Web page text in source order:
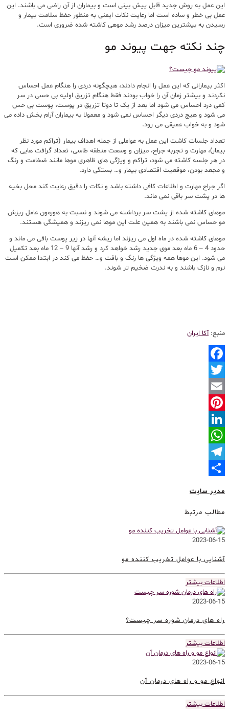
این عمل به روش جدید قابل پیش بینی است و بیماران از آن راضی می باشند. این
عمل بی خطر و ساده است اما رعایت نکات ایمنی به منظور حفظ سلامت بیمار و
رسیدن به بیشترین میزان درصد رشد موهی کاشته شده ضروری است.
چند نکته جهت پیوند مو
اکثر بیمارانی که این عمل را انجام دادند، هیچگونه دردی را هنگام عمل احساس
نکردند و بیشتر زمان آن را خواب بودند فقط هنگام تزریق اولیه بی حسی در سر
کمی درد احساس می شود اما بعد از یک تا دوتا تزریق در پوست، پوست بی حس
می شود و هیچ دردی دیگر احساس نمی شود و معمولا به بیماران آرام بخش داده می
شود و به خواب عمیقی می رود.
تعداد جلسات کاشت این عمل به عواملی از جمله اهداف بیمار (تراکم مورد نظر
بیمار)، مهارت و تجربه جراح، میزان و وسعت منطقه طاسی، تعداد گرافت هایی که
در هر جلسه کاشته می شود، تراکم و ویژگی های ظاهری موها مانند ضخامت و رنگ
و مجعد بودن، موقعیت اقتصادی بیمار و… بستگی دارد.
اگر جراح مهارت و اطلاعات کافی داشته باشد و نکات را دقیق رعایت کند محل بخیه
ها در پشت سر باقی نمی ماند.
موهای کاشته شده از پشت سر برداشته می شوند و نسبت به هورمون عامل ریزش
مو حساس نمی باشند به همین علت این موها نمی ریزند و همیشگی هستند.
موهای کاشته شده در ماه اول می ریزند اما ریشه آنها در زیر پوست باقی می ماند و
حدود 4 – 6 ماه بعد موی جدید رشد خواهد کرد و رشد آنها 9 – 12 ماه بعد تکمیل
می شود. این موها همه ویژگی ها رنگ و بافت و… حفظ می کند در ابتدا ممکن است
نرم و نازک باشند و به ندرت ضخیم تر شوند.
منبع:آکا ایران
Facebook
Twitter
Email
Pinterest
LinkedIn
WhatsApp
Telegram
مدیر سایت
مطالب مرتبط
2023-06-15
آشنایی با عوامل تخریب کننده مو
اطلاعات بیشتر
2023-06-15
راه های درمان شوره سر چیست؟
اطلاعات بیشتر
2023-06-15
انواع مو و راه های درمان آن
اطلاعات بیشتر